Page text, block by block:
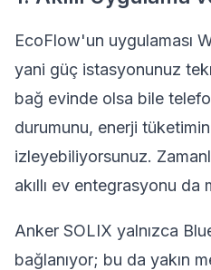
EcoFlow'un uygulaması
yani güç istasyonunuz
bağ evinde olsa bile
durumunu, enerji
izleyebiliyorsunuz.
akıllı ev entegrasyonu da
Anker SOLIX yalnızca
bağlanıyor; bu da yakın